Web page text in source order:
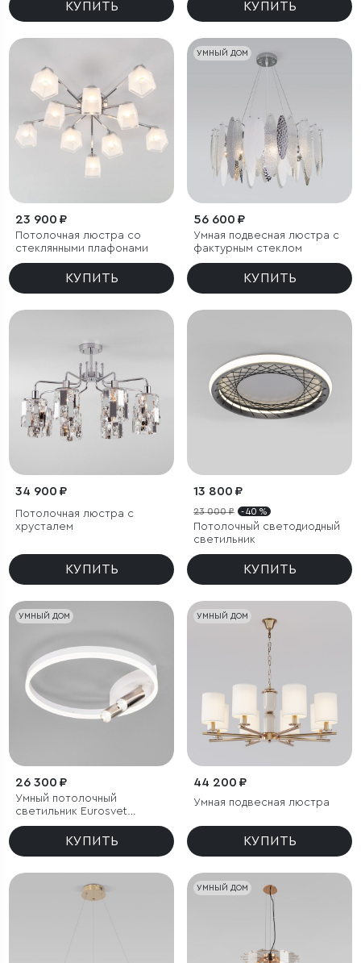
КУПИТЬ КУПИТЬ
23 900 ₽
Потолочная люстра со
стеклянными плафонами
КУПИТЬ
УМНЫЙ ДОМ
56 600 ₽
Умная подвесная люстра с
фактурным стеклом
КУПИТЬ
34 900 ₽
Потолочная люстра с
хрусталем
КУПИТЬ
13 800 ₽
23 000 ₽ - 40 %
Потолочный светодиодный
светильник
КУПИТЬ
УМНЫЙ ДОМ
26 300 ₽
Умный потолочный
светильник Eurosvet
Luminari 90247/3
КУПИТЬ
УМНЫЙ ДОМ
44 200 ₽
Умная подвесная люстра
КУПИТЬ
УМНЫЙ ДОМ